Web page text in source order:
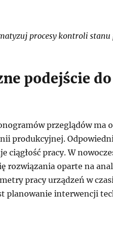
procesy kontroli
podejście
przeglądów ma
produkcyjnej.
ciągłość pracy. W
rozwiązania oparte na
pracy urządzeń w
planowanie interwencji